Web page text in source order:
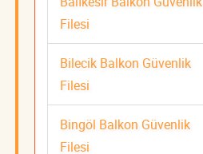
Filesi
Bilecik Balkon Güvenlik
Filesi
Bingöl Balkon Güvenlik
Filesi